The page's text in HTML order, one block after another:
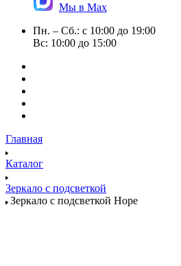
Мы в Max
Пн. – Сб.: с 10:00 до 19:00
Вс: 10:00 до 15:00
Главная
Каталог
Зеркало с подсветкой
Зеркало с подсветкой Hope